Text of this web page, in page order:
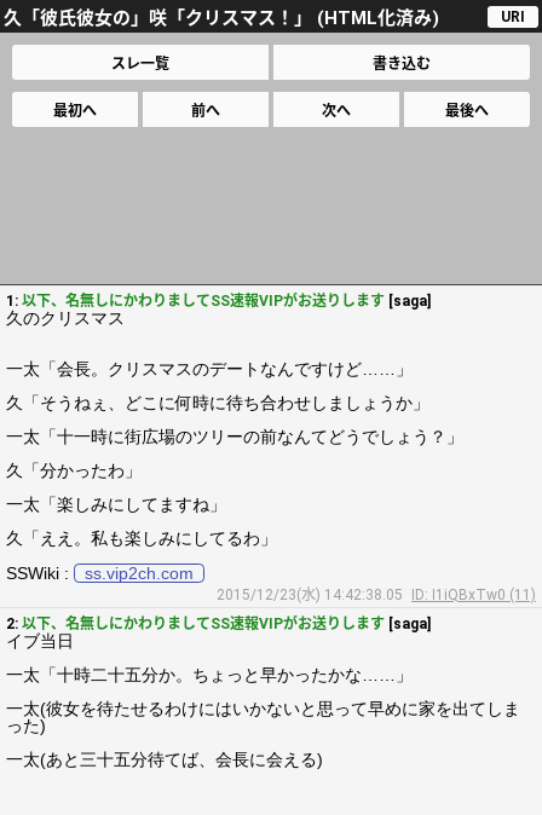
久「彼氏彼女の」咲「クリスマス！」 (HTML化済み) URI
スレ一覧 書き込む
最初へ 前へ 次へ 最後へ
1: 以下、名無しにかわりましてSS速報VIPがお送りします [saga]
久のクリスマス
一太「会長。クリスマスのデートなんですけど……」
久「そうねぇ、どこに何時に待ち合わせしましょうか」
一太「十一時に街広場のツリーの前なんてどうでしょう？」
久「分かったわ」
一太「楽しみにしてますね」
久「ええ。私も楽しみにしてるわ」
SSWiki :
ss.vip2ch.com
2015/12/23(水) 14:42:38.05
ID: I1iQBxTw0 (11)
2: 以下、名無しにかわりましてSS速報VIPがお送りします [saga]
イブ当日
一太「十時二十五分か。ちょっと早かったかな……」
一太(彼女を待たせるわけにはいかないと思って早めに家を出てしま
った)
一太(あと三十五分待てば、会長に会える)